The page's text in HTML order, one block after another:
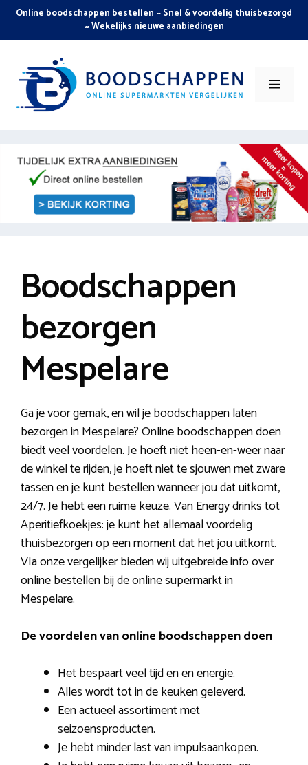
Skip
content
Online boodschappen bestellen ~ Snel & voordelig thuisbezorgd
~ Wekelijks nieuwe aanbiedingen
Menu
Boodschappen
bezorgen
Mespelare
Ga je voor gemak, en wil je boodschappen laten
bezorgen in Mespelare? Online boodschappen doen
biedt veel voordelen. Je hoeft niet heen-en-weer naar
de winkel te rijden, je hoeft niet te sjouwen met zware
tassen en je kunt bestellen wanneer jou dat uitkomt,
24/7. Je hebt een ruime keuze. Van Energy drinks tot
Aperitiefkoekjes: je kunt het allemaal voordelig
thuisbezorgen op een moment dat het jou uitkomt.
VIa onze vergelijker bieden wij uitgebreide info over
online bestellen bij de online supermarkt in
Mespelare.
De voordelen van online boodschappen doen
Het bespaart veel tijd en en energie.
Alles wordt tot in de keuken geleverd.
Een actueel assortiment met
seizoensproducten.
Je hebt minder last van impulsaankopen.